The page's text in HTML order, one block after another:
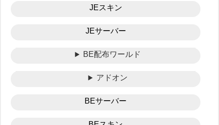
JEスキン
JEサーバー
BE配布ワールド
アドオン
BEサーバー